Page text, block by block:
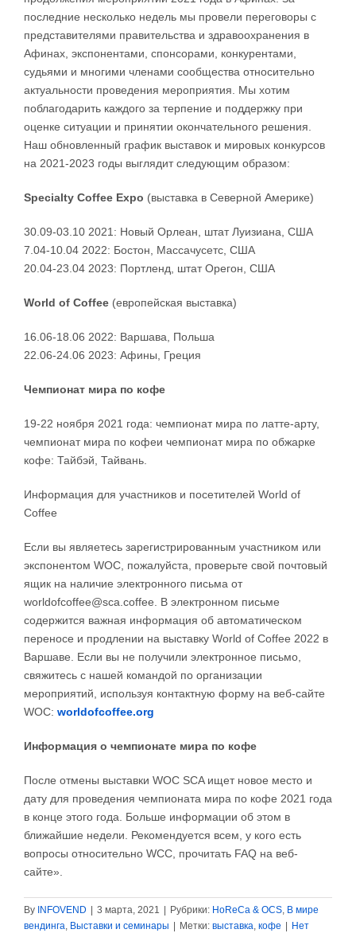
последние несколько недель мы провели переговоры с
представителями правительства и здравоохранения в
Афинах, экспонентами, спонсорами, конкурентами,
судьями и многими членами сообщества относительно
актуальности проведения мероприятия. Мы хотим
поблагодарить каждого за терпение и поддержку при
оценке ситуации и принятии окончательного решения.
Наш обновленный график выставок и мировых конкурсов
на 2021-2023 годы выглядит следующим образом:
Specialty Coffee Expo (выставка в Северной Америке)
30.09-03.10 2021: Новый Орлеан, штат Луизиана, США
7.04-10.04 2022: Бостон, Массачусетс, США
20.04-23.04 2023: Портленд, штат Орегон, США
World of Coffee (европейская выставка)
16.06-18.06 2022: Варшава, Польша
22.06-24.06 2023: Афины, Греция
Чемпионат мира по кофе
19-22 ноября 2021 года: чемпионат мира по латте-арту,
чемпионат мира по кофеи чемпионат мира по обжарке
кофе: Тайбэй, Тайвань.
Информация для участников и посетителей World of
Coffee
Если вы являетесь зарегистрированным участником или
экспонентом WOC, пожалуйста, проверьте свой почтовый
ящик на наличие электронного письма от
worldofcoffee@sca.coffee. В электронном письме
содержится важная информация об автоматическом
переносе и продлении на выставку World of Coffee 2022 в
Варшаве. Если вы не получили электронное письмо,
свяжитесь с нашей командой по организации
мероприятий, используя контактную форму на веб-сайте
WOC: worldofcoffee.org
Информация о чемпионате мира по кофе
После отмены выставки WOC SCA ищет новое место и
дату для проведения чемпионата мира по кофе 2021 года
в конце этого года. Больше информации об этом в
ближайшие недели. Рекомендуется всем, у кого есть
вопросы относительно WCC, прочитать FAQ на веб-
сайте».
By INFOVEND | 3 марта, 2021 | Рубрики: HoReCa & OCS, В мире
вендинга, Выставки и семинары | Метки: выставка, кофе | Нет